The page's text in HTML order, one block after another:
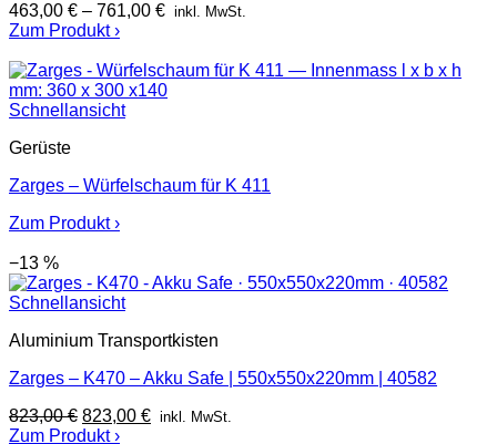
463,00 € – 761,00 € inkl. MwSt.
Zum Produkt ›
Schnellansicht
Gerüste
Zarges – Würfelschaum für K 411
Zum Produkt ›
−13 %
Schnellansicht
Aluminium Transportkisten
Zarges – K470 – Akku Safe | 550x550x220mm | 40582
823,00€ Ursprünglicher
Preis
823,00 €Aktueller
inkl. MwSt.
Zum Produkt ›